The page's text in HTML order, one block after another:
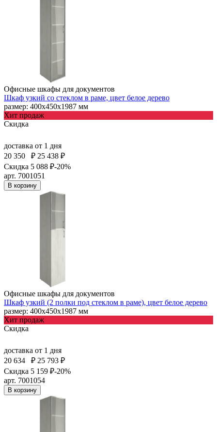
Офисные шкафы для документов
Шкаф узкий со стеклом в раме, цвет белое дерево
размер: 400х450х1987 мм
Хит продаж
Скидка
доставка от 1 дня
20 350
₽ 25 438 ₽
Скидка 5 088 ₽-20%
арт. 7001051
В корзину
Офисные шкафы для документов
Шкаф узкий (2 полки под стеклом в раме), цвет белое дерево
размер: 400х450х1987 мм
Хит продаж
Скидка
доставка от 1 дня
20 634
₽ 25 793 ₽
Скидка 5 159 ₽-20%
арт. 7001054
В корзину